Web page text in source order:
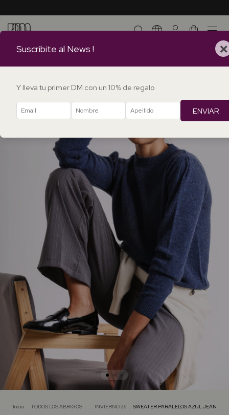
0
Início . TODOS LOS ABRIGOS . . INVIERNO 26 . SWEATER PARALELOS AZUL JEAN
Suscribite al News ! ×
Y lleva tu primer DM con un 10% de regalo
ENVIAR